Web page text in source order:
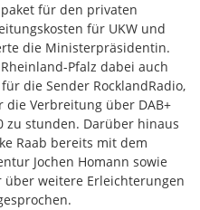
für den privaten
für UKW und
die Ministerpräsidentin.
Pfalz dabei auch
die Sender RocklandRadio,
die Verbreitung über DAB+
zu stunden. Darüber hinaus
Raab bereits mit dem
Jochen Homann sowie
über weitere Erleichterungen